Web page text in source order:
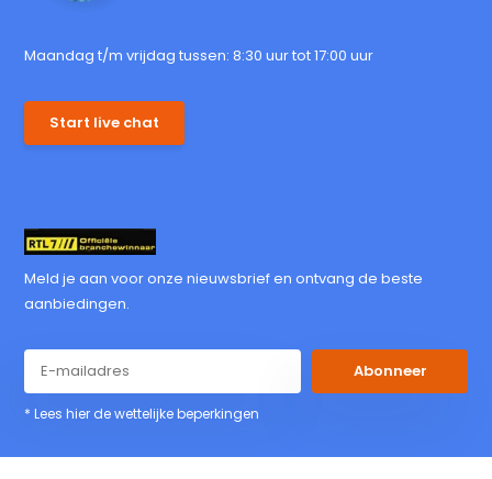
Maandag t/m vrijdag tussen: 8:30 uur tot 17:00 uur
Start live chat
Meld je aan voor onze nieuwsbrief en ontvang de beste
aanbiedingen.
Abonneer
* Lees hier de wettelijke beperkingen